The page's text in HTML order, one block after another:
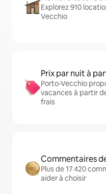
Explorez 910
Vecchio
Prix par nuit à
Porto-Vecchio
vacances à partir
frais
Commentaires
Plus de 17 420
aider à choisir